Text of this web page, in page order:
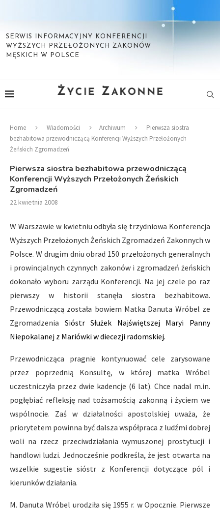
SERWIS INFORMACYJNY KONFERENCJI
WYŻSZYCH PRZEŁOŻONYCH ZAKONÓW
MĘSKICH W POLSCE
Home Wiadomości Archiwum
Pierwsza siostra
bezhabitowa przewodniczącą Konferencji Wyższych Przełożonych
Żeńskich Zgromadzeń
Pierwsza siostra bezhabitowa przewodniczącą
Konferencji Wyższych Przełożonych Żeńskich
Zgromadzeń
22 kwietnia 2008
W Warszawie w kwietniu odbyła się trzydniowa Konferencja
Wyższych Przełożonych Żeńskich Zgromadzeń Zakonnych w
Polsce. W drugim dniu obrad 150 przełożonych generalnych
i prowincjalnych czynnych zakonów i zgromadzeń żeńskich
dokonało wyboru zarządu Konferencji. Na jej czele po raz
pierwszy w historii stanęła siostra bezhabitowa.
Przewodniczącą została bowiem Matka Danuta Wróbel ze
Zgromadzenia Sióstr Służek Najświętszej Maryi Panny
Niepokalanej z Mariówki w diecezji radomskiej.
Przewodnicząca pragnie kontynuować cele zarysowane
przez poprzednią Konsultę, w której matka Wróbel
uczestniczyła przez dwie kadencje (6 lat). Chce nadal m.in.
pogłębiać refleksję nad tożsamością zakonną i życiem we
wspólnocie. Zaś w działalności apostolskiej uważa, że
priorytetem powinna być dalsza współpraca z ludźmi dobrej
woli na rzecz przeciwdziałania wymuszonej prostytucji i
handlowi ludzi. Jednocześnie podkreśla, że jest otwarta na
wszelkie sugestie sióstr z Konferencji dotyczące pól i
kierunków działania.
M. Danuta Wróbel urodziła się 1955 r. w Opocznie. Pierwsze